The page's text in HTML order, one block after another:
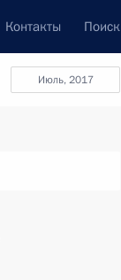
Контакты Поиск
июль, 2017